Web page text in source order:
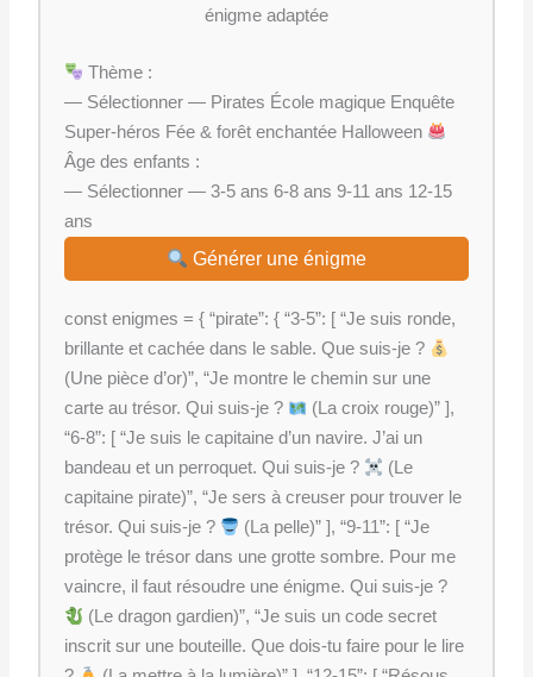
énigme adaptée
Thème :
— Sélectionner — Pirates École magique Enquête
Super-héros Fée & forêt enchantée Halloween
Âge des enfants :
— Sélectionner — 3-5 ans 6-8 ans 9-11 ans 12-15
ans
Générer une énigme
const enigmes = { “pirate”: { “3-5”: [ “Je suis ronde,
brillante et cachée dans le sable. Que suis-je ?
(Une pièce d’or)”, “Je montre le chemin sur une
carte au trésor. Qui suis-je ?
(La croix rouge)” ],
“6-8”: [ “Je suis le capitaine d’un navire. J’ai un
bandeau et un perroquet. Qui suis-je ?
(Le
capitaine pirate)”, “Je sers à creuser pour trouver le
trésor. Qui suis-je ?
(La pelle)” ], “9-11”: [ “Je
protège le trésor dans une grotte sombre. Pour me
vaincre, il faut résoudre une énigme. Qui suis-je ?
(Le dragon gardien)”, “Je suis un code secret
inscrit sur une bouteille. Que dois-tu faire pour le lire